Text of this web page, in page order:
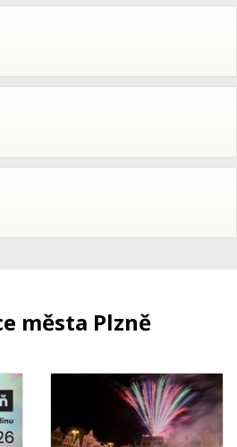
města Plzně